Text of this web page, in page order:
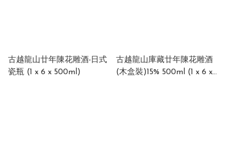
古越龍山廿年陳花雕酒‧日式
瓷瓶 (1 x 6 x 500ml)
古越龍山庫藏廿年陳花雕酒
(木盒裝)15% 500ml (1 x 6 x